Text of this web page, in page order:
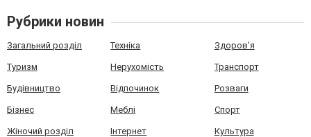
Рубрики новин
Загальний розділ Техніка Здоров'я
Туризм Нерухомість Транспорт
Будівництво Відпочинок Розваги
Бізнес Меблі Спорт
Жіночий розділ Інтернет Культура